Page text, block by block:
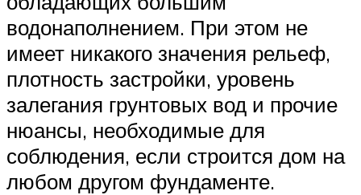
водонаполнением. При этом не
имеет никакого значения рельеф,
плотность застройки, уровень
залегания грунтовых вод и прочие
нюансы, необходимые для
соблюдения, если строится дом на
любом другом фундаменте.